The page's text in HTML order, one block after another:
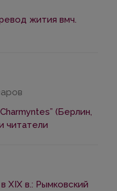
жития вмч.
(Берлин,
читатели
ХIХ в.: Рымковский